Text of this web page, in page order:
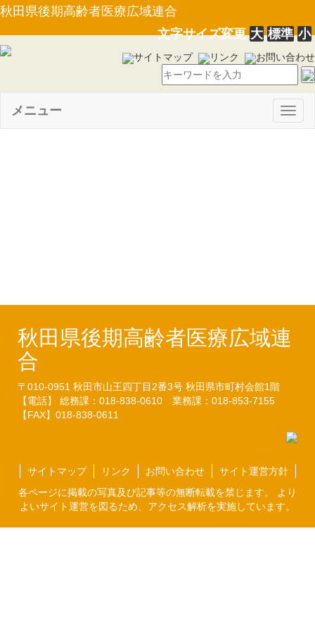
秋田県後期高齢者医療広域連合
文字サイズ変更大 標準 小
サイトマップ リンク お問い合わせ
メニュー
秋田県後期高齢者医療広域連
合
〒010-0951 秋田市山王四丁目2番3号 秋田県市町村会館1階
【電話】 総務課：018-838-0610 業務課：018-853-7155
【FAX】018-838-0611
サイトマップ リンク お問い合わせ
サイト運営方針
各ページに掲載の写真及び記事等の無断転載を禁じます。 より
よいサイト運営を図るため、アクセス解析を実施しています。